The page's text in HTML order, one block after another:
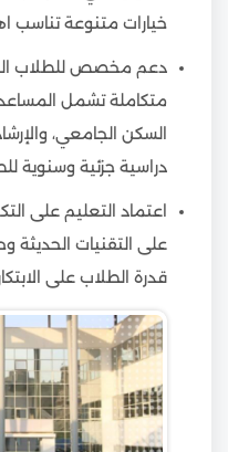
خيارات متنوعة تناسب
دعم مخصص للطلاب
متكاملة تشمل
السكن الجامعي،
دراسية جزئية وسنوية
اعتماد التعليم على
على التقنيات الحديثة
قدرة الطلاب على